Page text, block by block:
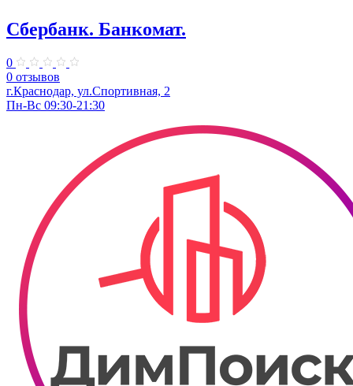
Сбербанк. Банкомат.
0
0 отзывов
г.Краснодар, ул.​Спортивная, 2
Пн-Вс 09:30-21:30